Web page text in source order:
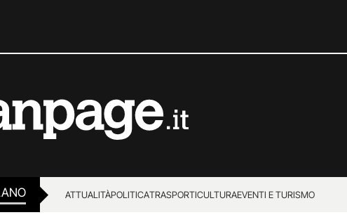
ATTUALITÀPOLITICATRASPORTICULTURAEVENTI E TURISMO